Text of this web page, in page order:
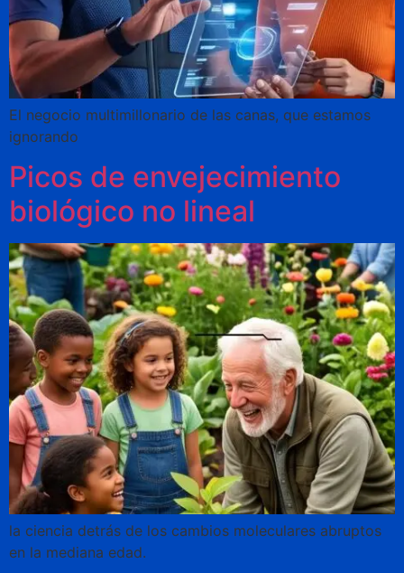
El negocio multimillonario de las canas, que estamos
ignorando
Picos de envejecimiento
biológico no lineal
la ciencia detrás de los cambios moleculares abruptos
en la mediana edad.